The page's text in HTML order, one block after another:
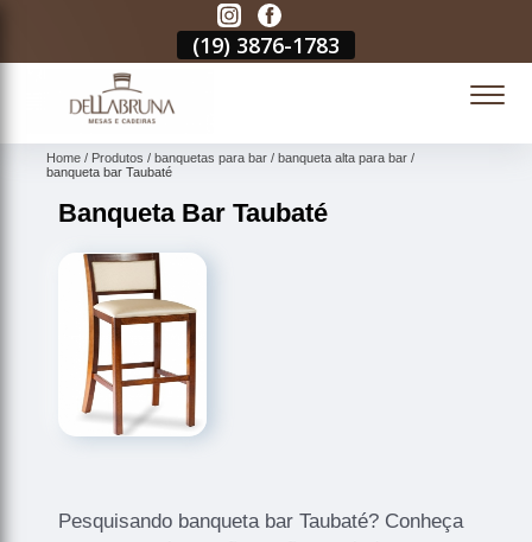
(19) 3876-1783
Home Produtos banquetas para bar
banqueta alta para bar
banqueta bar Taubaté
Banqueta Bar Taubaté
Pesquisando banqueta bar Taubaté? Conheça